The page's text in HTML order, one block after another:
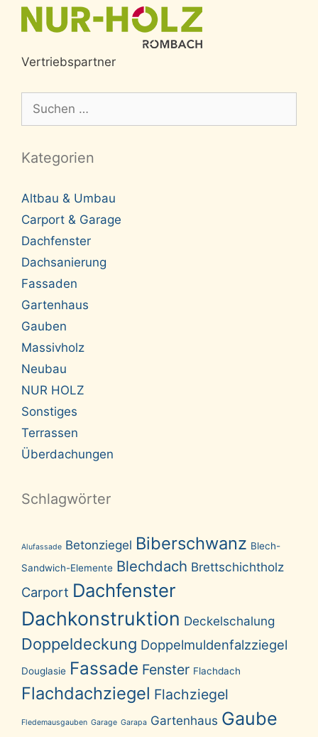
Vertriebspartner
Suche
nach:
Kategorien
Altbau & Umbau
Carport & Garage
Dachfenster
Dachsanierung
Fassaden
Gartenhaus
Gauben
Massivholz
Neubau
NUR HOLZ
Sonstiges
Terrassen
Überdachungen
Schlagwörter
Alufassade Betonziegel Biberschwanz Blech-
Sandwich-Elemente Blechdach Brettschichtholz
Carport Dachfenster
Dachkonstruktion Deckelschalung
Doppeldeckung Doppelmuldenfalzziegel
Douglasie Fassade Fenster Flachdach
Flachdachziegel Flachziegel
Fledemausgauben Garage Garapa Gartenhaus Gaube